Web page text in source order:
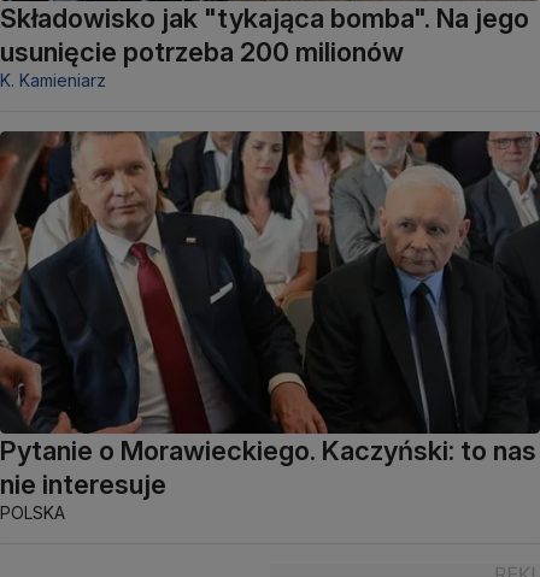
Składowisko jak "tykająca bomba". Na jego
usunięcie potrzeba 200 milionów
K. Kamieniarz
Pytanie o Morawieckiego. Kaczyński: to nas
nie interesuje
POLSKA